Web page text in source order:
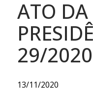
ATO DA
29/2020
13/11/2020